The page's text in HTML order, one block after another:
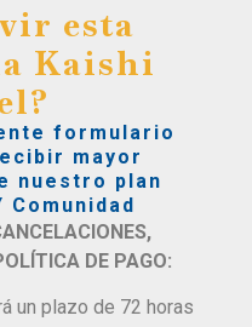
esta
Kaishi
formulario
mayor
nuestro plan
Comunidad
DE PAGO:
un plazo de 72 horas